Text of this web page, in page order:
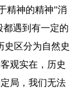
精神的精神”消
都遇到有一定的
史区分为自然史
观实在，历史
局，我们无法